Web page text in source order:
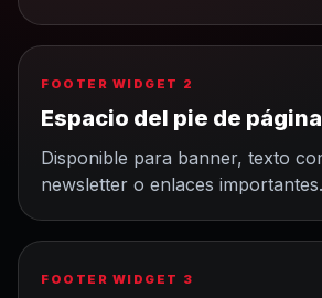
FOOTER WIDGET 2
Espacio del pie de página
Disponible para banner, texto
newsletter o enlaces importantes.
FOOTER WIDGET 3